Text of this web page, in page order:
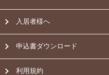
入居者様へ
申込書ダウンロード
利用規約